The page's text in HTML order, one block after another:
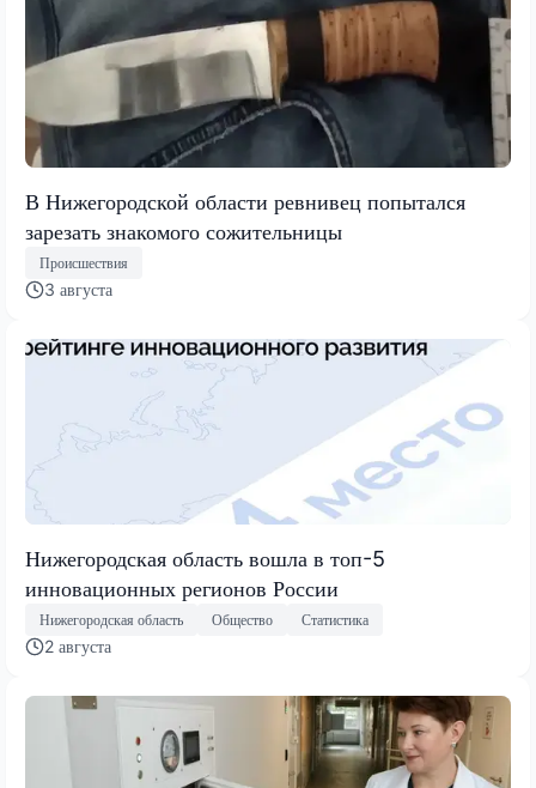
В Нижегородской области ревнивец попытался
зарезать знакомого сожительницы
Происшествия
3 августа
Нижегородская область вошла в топ-5
инновационных регионов России
Нижегородская область Общество Статистика
2 августа